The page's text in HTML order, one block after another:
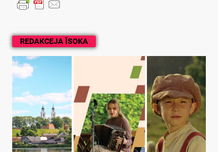
REDAKCEJA ĪSOKA